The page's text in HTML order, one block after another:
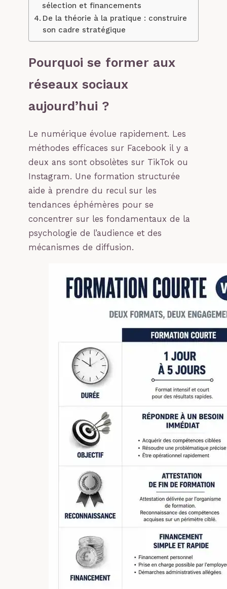
sélection et financements
De la théorie à la pratique : construire
son cadre stratégique
Pourquoi se former aux
réseaux sociaux
aujourd’hui ?
Le numérique évolue rapidement. Les
méthodes efficaces sur Facebook il y a
deux ans sont obsolètes sur TikTok ou
Instagram. Une formation structurée
aide à prendre du recul sur les
tendances éphémères pour se
concentrer sur les fondamentaux de la
psychologie de l’audience et des
mécanismes de diffusion.